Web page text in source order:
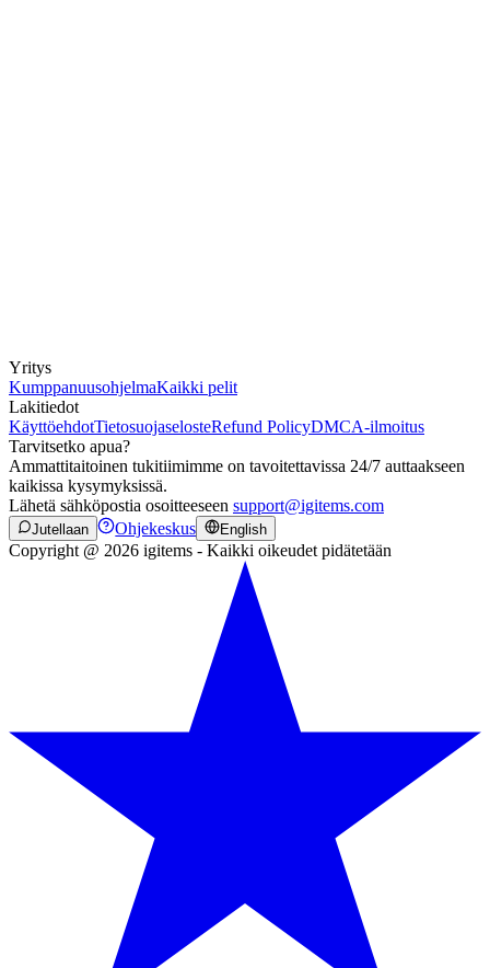
Yritys
KumppanuusohjelmaKaikki pelit
Lakitiedot
KäyttöehdotTietosuojaselosteRefund PolicyDMCA-ilmoitus
Tarvitsetko apua?
Ammattitaitoinen tukitiimimme on tavoitettavissa 24/7 auttaakseen
kaikissa kysymyksissä.
Lähetä sähköpostia osoitteeseen support@igitems.com
Jutellaan Ohjekeskus English
Copyright @ 2026 igitems - Kaikki oikeudet pidätetään